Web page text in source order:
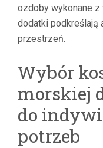
ozdoby wykonane z
dodatki podkreślają
przestrzeń.
Wybór
morskiej
do
potrzeb